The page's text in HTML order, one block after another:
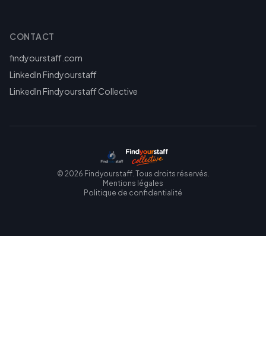
CONTACT
findyourstaff.com
LinkedIn Findyourstaff
LinkedIn Findyourstaff Collective
© 2026 Findyourstaff. Tous droits réservés.
Mentions légales
Politique de confidentialité